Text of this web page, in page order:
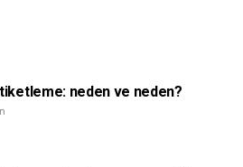
neden ve neden?